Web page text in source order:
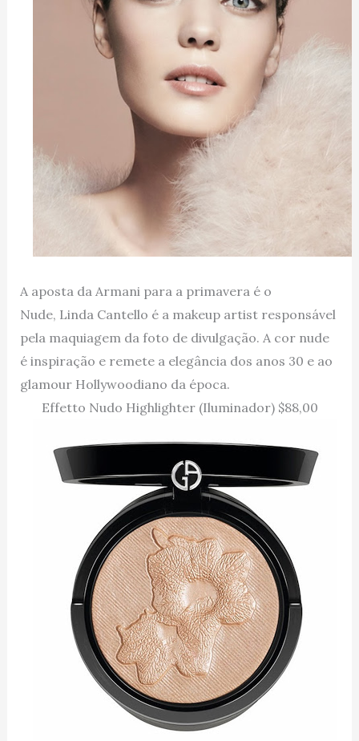
A aposta da Armani para a primavera é o
Nude, Linda Cantello é a makeup artist responsável
pela maquiagem da foto de divulgação. A cor nude
é inspiração e remete a elegância dos anos 30 e ao
glamour Hollywoodiano da época.
Effetto Nudo Highlighter (Iluminador) $88,00